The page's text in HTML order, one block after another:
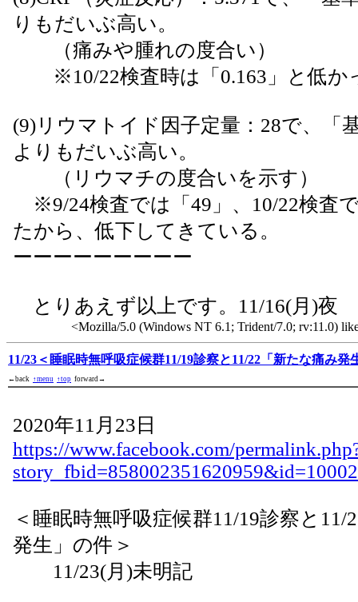
りもだいぶ高い。
（痛みや腫れの度合い）
※10/22検査時は「0.163」と低か
(9)リウマトイド因子定量：28で、「
よりもだいぶ高い。
（リウマチの度合いを示す）
※9/24検査では「49」、10/22検査
たから、低下してきている。
ーーーーーーーーー
とりあえず以上です。11/16(月)夜
<Mozilla/5.0 (Windows NT 6.1; Trident/7.0; rv:11.0)
11/23＜睡眠時無呼吸症候群11/19診察と11/22「新たな痛み発
←back ↑menu ↑top forward→
2020年11月23日
https://www.facebook.com/
＜睡眠時無呼吸症候群11/19診察と11/
発生」の件＞
11/23(月)未明記